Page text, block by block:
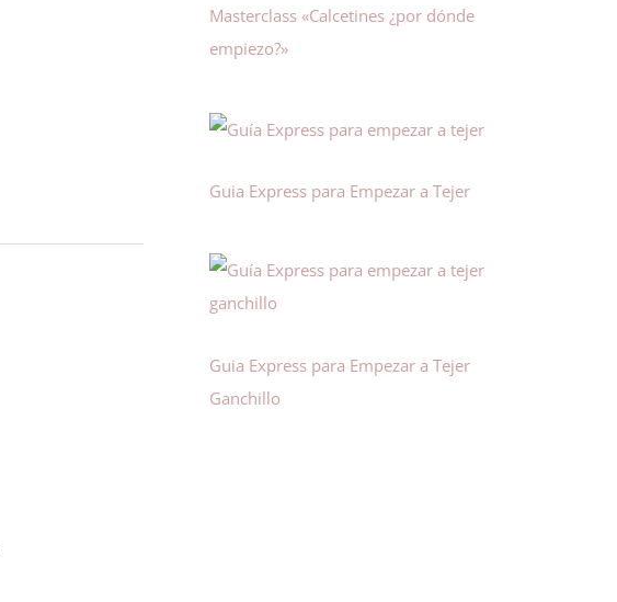
Masterclass «Calcetines ¿por dónde
empiezo?»
Guia Express para Empezar a Tejer
Guia Express para Empezar a Tejer
Ganchillo